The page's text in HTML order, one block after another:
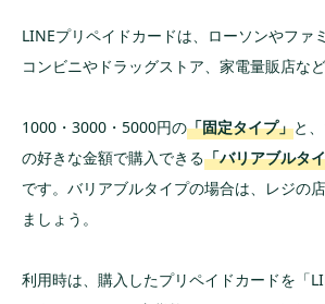
LINEプリペイドカードは、ローソンやファ
コンビニやドラッグストア、家電量販店な
1000・3000・5000円の「固定タイプ」と
の好きな金額で購入できる「バリアブルタ
です。バリアブルタイプの場合は、レジの
ましょう。
利用時は、購入したプリペイドカードを「